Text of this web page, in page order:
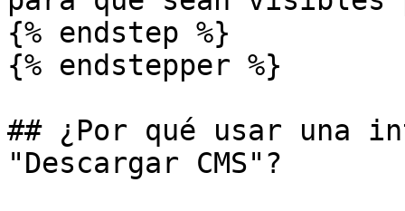
{% endstep %}
{% endstepper %}
## ¿Por qué usar una
"Descargar CMS"?